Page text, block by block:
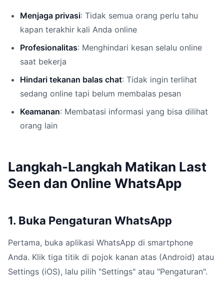
Menjaga privasi: Tidak semua orang perlu tahu
kapan terakhir kali Anda online
Profesionalitas: Menghindari kesan selalu online
saat bekerja
Hindari tekanan balas chat: Tidak ingin terlihat
sedang online tapi belum membalas pesan
Keamanan: Membatasi informasi yang bisa dilihat
orang lain
Langkah-Langkah Matikan Last
Seen dan Online WhatsApp
1. Buka Pengaturan WhatsApp
Pertama, buka aplikasi WhatsApp di smartphone
Anda. Klik tiga titik di pojok kanan atas (Android) atau
Settings (iOS), lalu pilih "Settings" atau "Pengaturan".